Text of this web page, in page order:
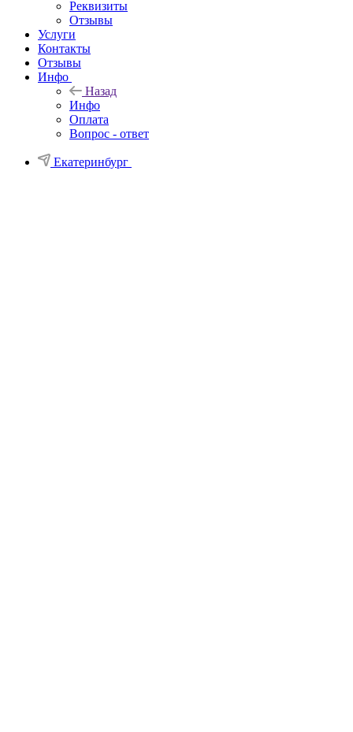
Реквизиты
Отзывы
Услуги
Контакты
Отзывы
Инфо
Назад
Инфо
Оплата
Вопрос - ответ
Екатеринбург